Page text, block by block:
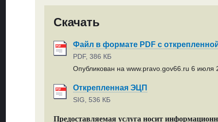
Скачать
Файл в формате PDF с
PDF, 386 КБ
Опубликован на www.pravo.gov66.ru 6 июля
Открепленная ЭЦП
SIG, 536 КБ
Предоставляемая услуга носит